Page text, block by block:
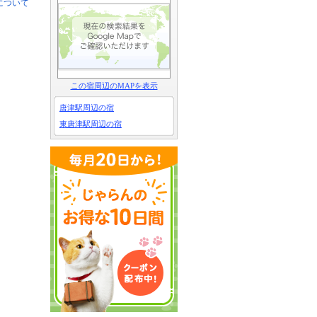
ついて
この宿周辺のMAPを表示
唐津駅周辺の宿
東唐津駅周辺の宿